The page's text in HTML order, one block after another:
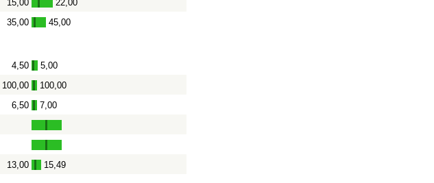
15,00 - 22,00
35,00 - 45,00
4,50 - 5,00
100,00 - 100,00
6,50 - 7,00
13,00 - 15,49